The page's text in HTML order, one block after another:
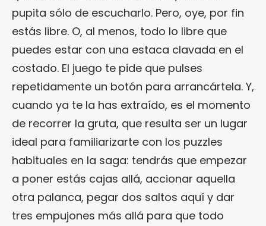
pupita sólo de escucharlo. Pero, oye, por fin
estás libre. O, al menos, todo lo libre que
puedes estar con una estaca clavada en el
costado. El juego te pide que pulses
repetidamente un botón para arrancártela. Y,
cuando ya te la has extraído, es el momento
de recorrer la gruta, que resulta ser un lugar
ideal para familiarizarte con los puzzles
habituales en la saga: tendrás que empezar
a poner estás cajas allá, accionar aquella
otra palanca, pegar dos saltos aquí y dar
tres empujones más allá para que todo